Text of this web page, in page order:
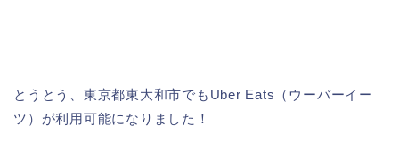
とうとう、東京都東大和市でもUber Eats（ウーバーイー
ツ）が利用可能になりました！